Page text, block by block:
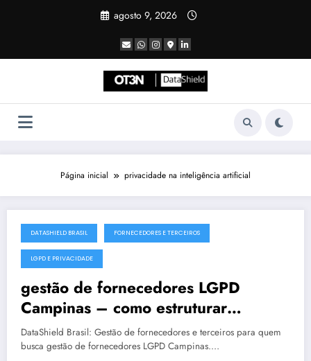
agosto 9, 2026
Página inicial privacidade na inteligência artificial
julho 19, 2025
DATASHIELD BRASIL FORNECEDORES E TERCEIROS
LGPD E PRIVACIDADE
gestão de fornecedores LGPD
Campinas – como estruturar
privacidade com segurança
DataShield Brasil: Gestão de fornecedores e terceiros para quem
busca gestão de fornecedores LGPD Campinas.…